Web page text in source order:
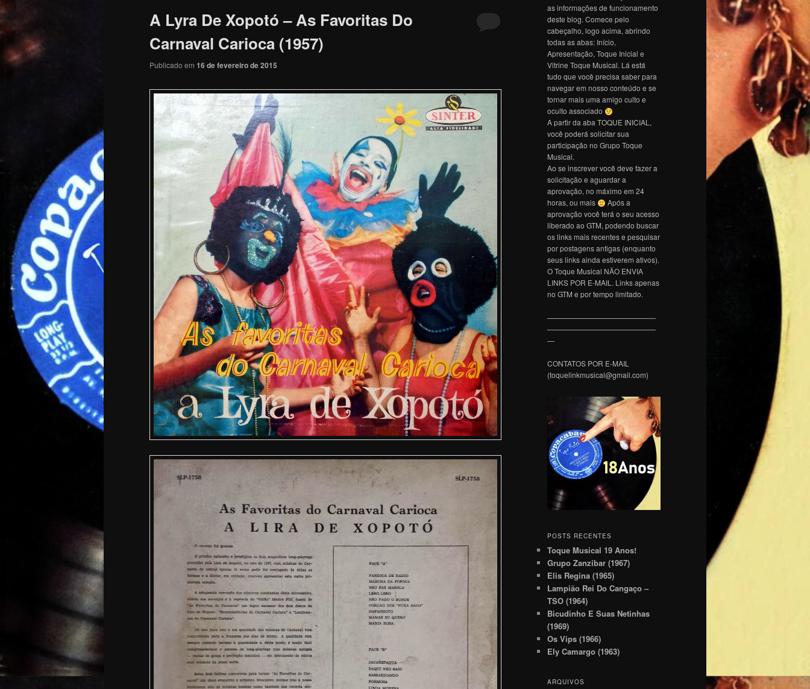
A Lyra De Xopotó – As Favoritas Do
Carnaval Carioca (1957)
Publicado em 16 de fevereiro de 2015
as informações de funcionamento
deste blog. Comece pelo
cabeçalho, logo acima, abrindo
todas as abas: Início,
Apresentação, Toque Inicial e
Vitrine Toque Musical. Lá está
tudo que você precisa saber para
navegar em nosso conteúdo e se
tornar mais uma amigo culto e
oculto associado
A partir da aba TOQUE INICIAL,
você poderá solicitar sua
participação no Grupo Toque
Musical.
Ao se inscrever você deve fazer a
solicitação e aguardar a
aprovação, no máximo em 24
horas, ou mais
Após a
aprovação você terá o seu acesso
liberado ao GTM, podendo buscar
os links mais recentes e pesquisar
por postagens antigas (enquanto
seus links ainda estiverem ativos).
O Toque Musical NÃO ENVIA
LINKS POR E-MAIL. Links apenas
no GTM e por tempo limitado.
———————————————
———————————————
—
CONTATOS POR E-MAIL
(toquelinkmusical@gmail.com)
POSTS RECENTES
Toque Musical 19 Anos!
Grupo Zanzibar (1967)
Elis Regina (1965)
Lampião Rei Do Cangaço –
TSO (1964)
Bicudinho E Suas Netinhas
(1969)
Os Vips (1966)
Ely Camargo (1963)
ARQUIVOS